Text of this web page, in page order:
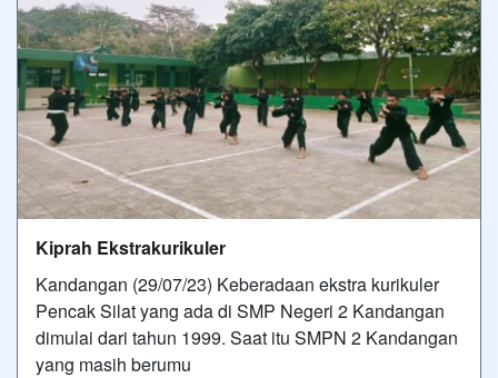
Kiprah Ekstrakurikuler
Kandangan (29/07/23) Keberadaan ekstra kurikuler
Pencak Silat yang ada di SMP Negeri 2 Kandangan
dimulai dari tahun 1999. Saat itu SMPN 2 Kandangan
yang masih berumu